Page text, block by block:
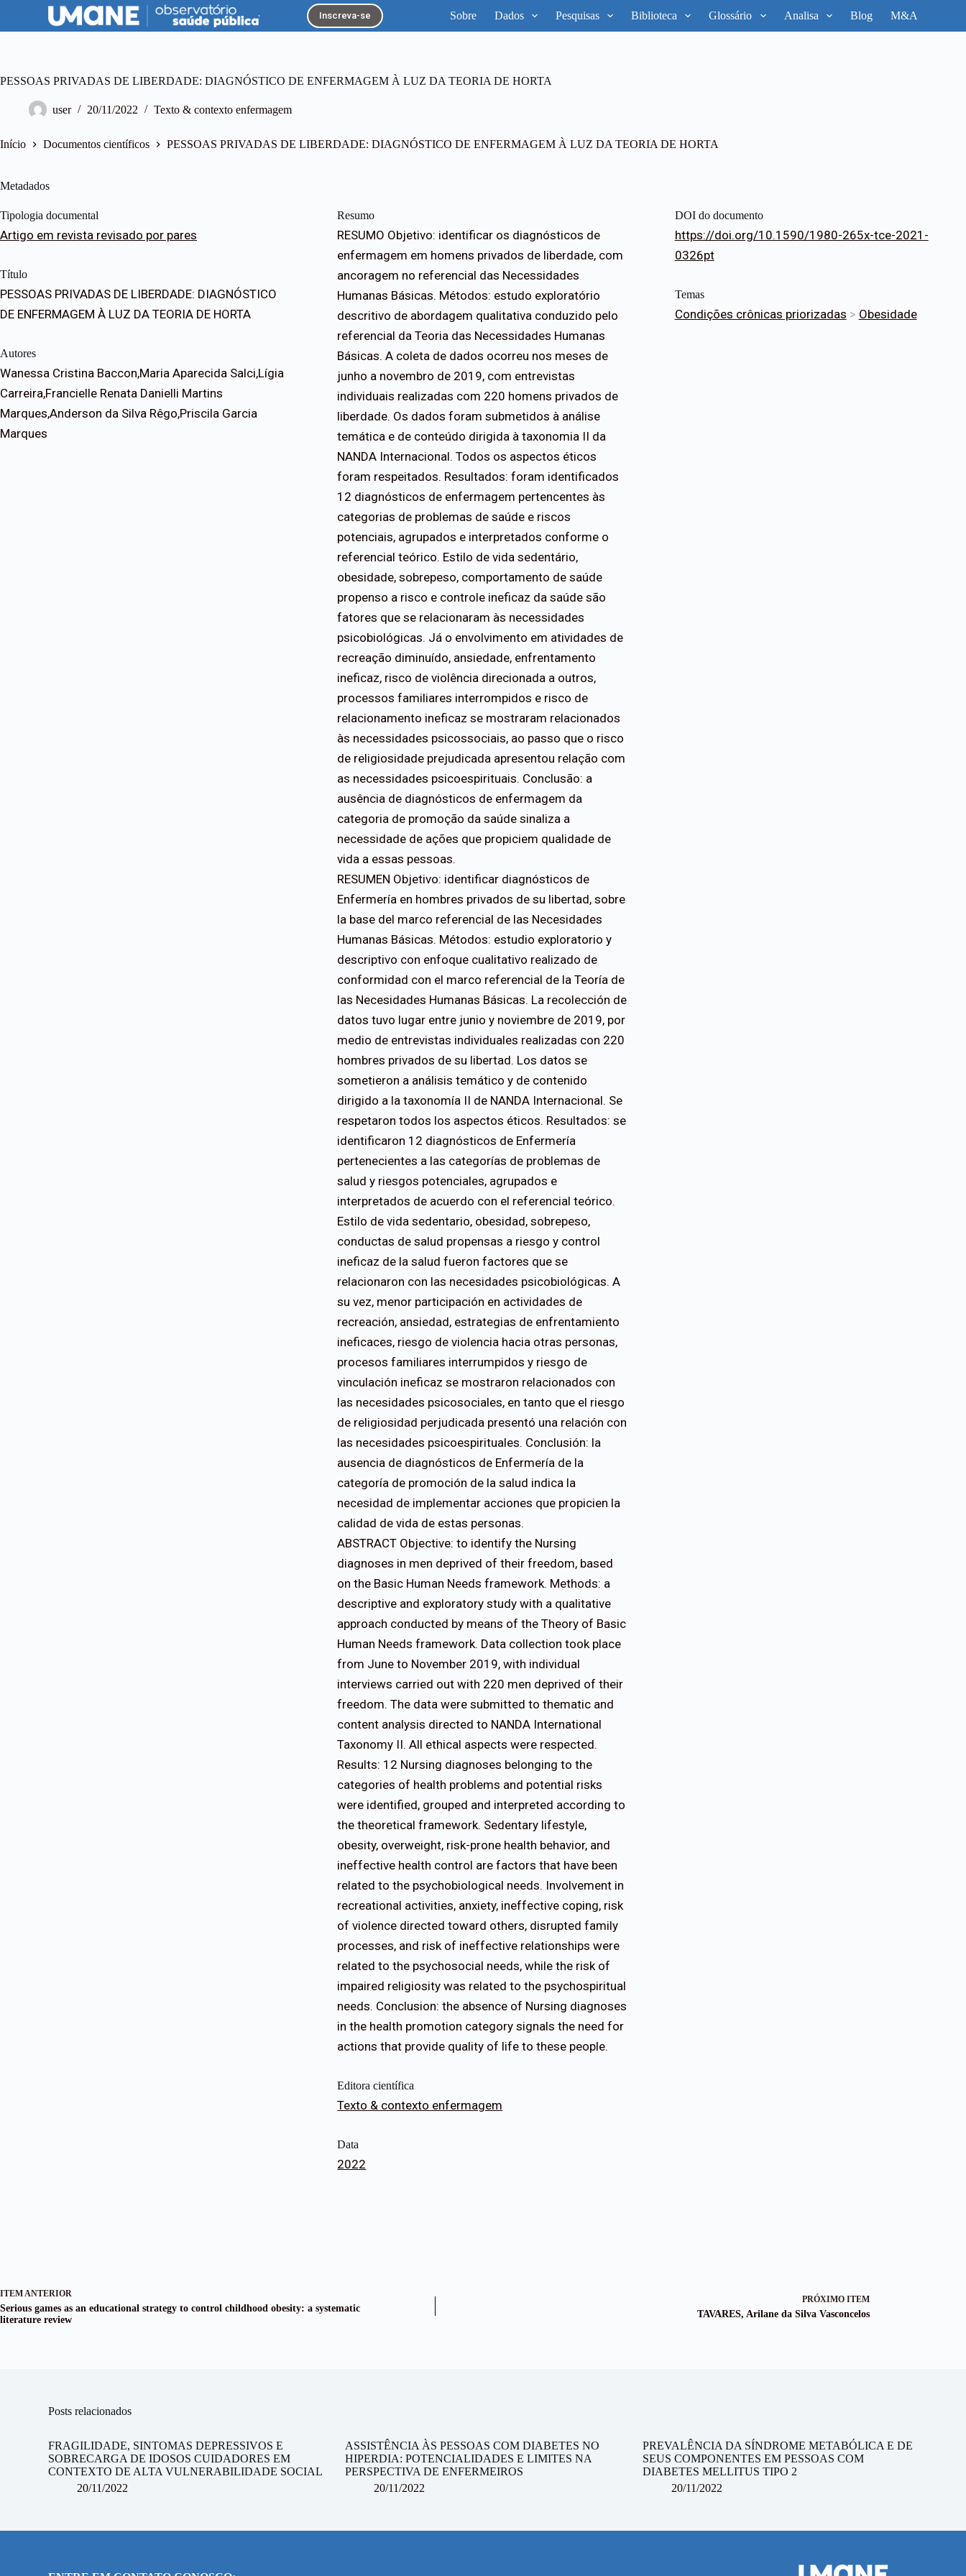
p
c
t
d
o
Inscreva-se Sobre Dados Pesquisas Biblioteca Glossário Analisa Blog M&A
PESSOAS PRIVADAS DE LIBERDADE: DIAGNÓSTICO DE ENFERMAGEM À LUZ DA TEORIA DE HORTA
user 20/11/2022 Texto & contexto enfermagem
Início Documentos científicos PESSOAS PRIVADAS DE LIBERDADE: DIAGNÓSTICO DE ENFERMAGEM À LUZ DA TEORIA DE HORTA
Metadados
Tipologia documental
Artigo em revista revisado por pares
Título
PESSOAS PRIVADAS DE LIBERDADE: DIAGNÓSTICO
DE ENFERMAGEM À LUZ DA TEORIA DE HORTA
Autores
Wanessa Cristina Baccon,Maria Aparecida Salci,Lígia
Carreira,Francielle Renata Danielli Martins
Marques,Anderson da Silva Rêgo,Priscila Garcia
Marques
Resumo
RESUMO Objetivo: identificar os diagnósticos de
enfermagem em homens privados de liberdade, com
ancoragem no referencial das Necessidades
Humanas Básicas. Métodos: estudo exploratório
descritivo de abordagem qualitativa conduzido pelo
referencial da Teoria das Necessidades Humanas
Básicas. A coleta de dados ocorreu nos meses de
junho a novembro de 2019, com entrevistas
individuais realizadas com 220 homens privados de
liberdade. Os dados foram submetidos à análise
temática e de conteúdo dirigida à taxonomia II da
NANDA Internacional. Todos os aspectos éticos
foram respeitados. Resultados: foram identificados
12 diagnósticos de enfermagem pertencentes às
categorias de problemas de saúde e riscos
potenciais, agrupados e interpretados conforme o
referencial teórico. Estilo de vida sedentário,
obesidade, sobrepeso, comportamento de saúde
propenso a risco e controle ineficaz da saúde são
fatores que se relacionaram às necessidades
psicobiológicas. Já o envolvimento em atividades de
recreação diminuído, ansiedade, enfrentamento
ineficaz, risco de violência direcionada a outros,
processos familiares interrompidos e risco de
relacionamento ineficaz se mostraram relacionados
às necessidades psicossociais, ao passo que o risco
de religiosidade prejudicada apresentou relação com
as necessidades psicoespirituais. Conclusão: a
ausência de diagnósticos de enfermagem da
categoria de promoção da saúde sinaliza a
necessidade de ações que propiciem qualidade de
vida a essas pessoas.
RESUMEN Objetivo: identificar diagnósticos de
Enfermería en hombres privados de su libertad, sobre
la base del marco referencial de las Necesidades
Humanas Básicas. Métodos: estudio exploratorio y
descriptivo con enfoque cualitativo realizado de
conformidad con el marco referencial de la Teoría de
las Necesidades Humanas Básicas. La recolección de
datos tuvo lugar entre junio y noviembre de 2019, por
medio de entrevistas individuales realizadas con 220
hombres privados de su libertad. Los datos se
sometieron a análisis temático y de contenido
dirigido a la taxonomía II de NANDA Internacional. Se
respetaron todos los aspectos éticos. Resultados: se
identificaron 12 diagnósticos de Enfermería
pertenecientes a las categorías de problemas de
salud y riesgos potenciales, agrupados e
interpretados de acuerdo con el referencial teórico.
Estilo de vida sedentario, obesidad, sobrepeso,
conductas de salud propensas a riesgo y control
ineficaz de la salud fueron factores que se
relacionaron con las necesidades psicobiológicas. A
su vez, menor participación en actividades de
recreación, ansiedad, estrategias de enfrentamiento
ineficaces, riesgo de violencia hacia otras personas,
procesos familiares interrumpidos y riesgo de
vinculación ineficaz se mostraron relacionados con
las necesidades psicosociales, en tanto que el riesgo
de religiosidad perjudicada presentó una relación con
las necesidades psicoespirituales. Conclusión: la
ausencia de diagnósticos de Enfermería de la
categoría de promoción de la salud indica la
necesidad de implementar acciones que propicien la
calidad de vida de estas personas.
ABSTRACT Objective: to identify the Nursing
diagnoses in men deprived of their freedom, based
on the Basic Human Needs framework. Methods: a
descriptive and exploratory study with a qualitative
approach conducted by means of the Theory of Basic
Human Needs framework. Data collection took place
from June to November 2019, with individual
interviews carried out with 220 men deprived of their
freedom. The data were submitted to thematic and
content analysis directed to NANDA International
Taxonomy II. All ethical aspects were respected.
Results: 12 Nursing diagnoses belonging to the
categories of health problems and potential risks
were identified, grouped and interpreted according to
the theoretical framework. Sedentary lifestyle,
obesity, overweight, risk-prone health behavior, and
ineffective health control are factors that have been
related to the psychobiological needs. Involvement in
recreational activities, anxiety, ineffective coping, risk
of violence directed toward others, disrupted family
processes, and risk of ineffective relationships were
related to the psychosocial needs, while the risk of
impaired religiosity was related to the psychospiritual
needs. Conclusion: the absence of Nursing diagnoses
in the health promotion category signals the need for
actions that provide quality of life to these people.
Editora científica
Texto & contexto enfermagem
Data
2022
DOI do documento
https://doi.org/10.1590/1980-265x-tce-2021-
0326pt
Temas
Condições crônicas priorizadas > Obesidade
ITEM ANTERIOR
Serious games as an educational strategy to control childhood obesity: a systematic
literature review
PRÓXIMO ITEM
TAVARES, Arilane da Silva Vasconcelos
Posts relacionados
FRAGILIDADE, SINTOMAS DEPRESSIVOS E
SOBRECARGA DE IDOSOS CUIDADORES EM
CONTEXTO DE ALTA VULNERABILIDADE SOCIAL
20/11/2022
ASSISTÊNCIA ÀS PESSOAS COM DIABETES NO
HIPERDIA: POTENCIALIDADES E LIMITES NA
PERSPECTIVA DE ENFERMEIROS
20/11/2022
PREVALÊNCIA DA SÍNDROME METABÓLICA E DE
SEUS COMPONENTES EM PESSOAS COM
DIABETES MELLITUS TIPO 2
20/11/2022